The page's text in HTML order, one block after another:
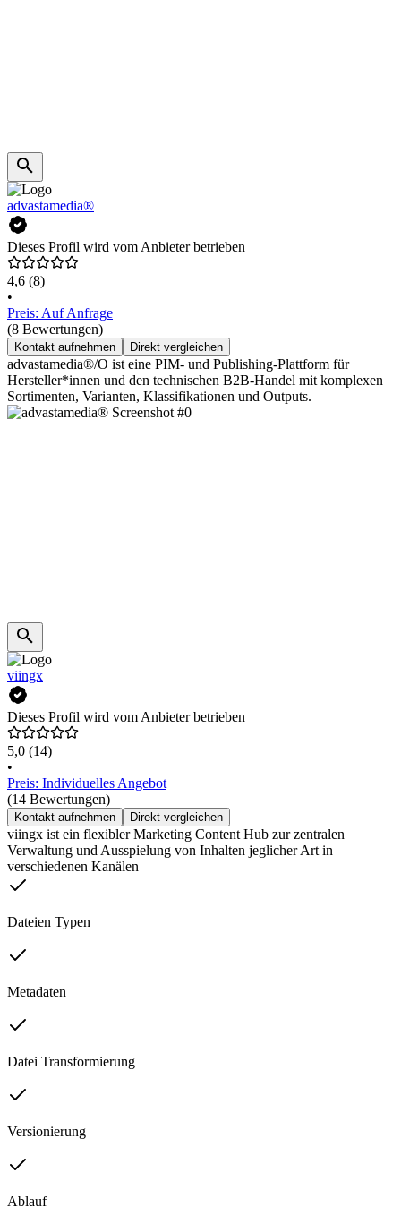
advastamedia®
Dieses Profil wird vom Anbieter betrieben
4,6 (8)
•
Preis: Auf Anfrage
(8 Bewertungen)
Kontakt aufnehmen Direkt vergleichen
advastamedia®/O ist eine PIM- und Publishing-Plattform für
Hersteller*innen und den technischen B2B-Handel mit komplexen
Sortimenten, Varianten, Klassifikationen und Outputs.
viingx
Dieses Profil wird vom Anbieter betrieben
5,0 (14)
•
Preis: Individuelles Angebot
(14 Bewertungen)
Kontakt aufnehmen Direkt vergleichen
viingx ist ein flexibler Marketing Content Hub zur zentralen
Verwaltung und Ausspielung von Inhalten jeglicher Art in
verschiedenen Kanälen
Dateien Typen
Metadaten
Datei Transformierung
Versionierung
Ablauf